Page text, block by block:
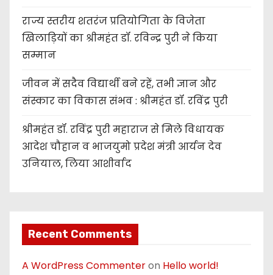
राज्य स्तरीय शतरंज प्रतियोगिता के विजेता
खिलाड़ियों का श्रीमहंत डॉ. रविन्द्र पुरी ने किया
सम्मान
जीवन में सदैव विद्यार्थी बने रहें, तभी ज्ञान और
संस्कार का विकास संभव : श्रीमहंत डॉ. रविंद्र पुरी
श्रीमहंत डॉ. रविंद्र पुरी महाराज से मिले विधायक
आदेश चौहान व भाजयुमो प्रदेश मंत्री आर्यन देव
उनियाल, लिया आशीर्वाद
Recent Comments
A WordPress Commenteron Hello world!